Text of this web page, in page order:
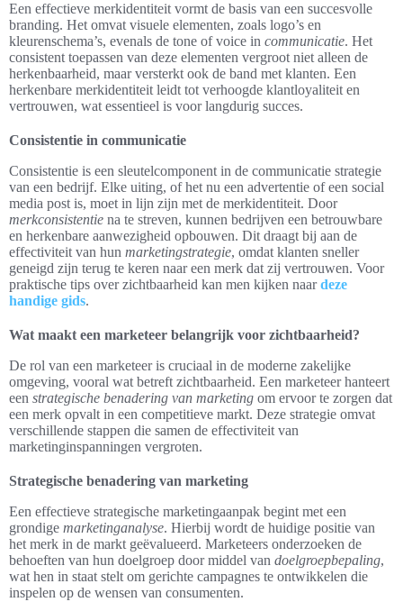
Een effectieve merkidentiteit vormt de basis van een succesvolle
branding. Het omvat visuele elementen, zoals logo’s en
kleurenschema’s, evenals de tone of voice in communicatie. Het
consistent toepassen van deze elementen vergroot niet alleen de
herkenbaarheid, maar versterkt ook de band met klanten. Een
herkenbare merkidentiteit leidt tot verhoogde klantloyaliteit en
vertrouwen, wat essentieel is voor langdurig succes.
Consistentie in communicatie
Consistentie is een sleutelcomponent in de communicatie strategie
van een bedrijf. Elke uiting, of het nu een advertentie of een social
media post is, moet in lijn zijn met de merkidentiteit. Door
merkconsistentie na te streven, kunnen bedrijven een betrouwbare
en herkenbare aanwezigheid opbouwen. Dit draagt bij aan de
effectiviteit van hun marketingstrategie, omdat klanten sneller
geneigd zijn terug te keren naar een merk dat zij vertrouwen. Voor
praktische tips over zichtbaarheid kan men kijken naardeze
handige gids.
Wat maakt een marketeer belangrijk voor zichtbaarheid?
De rol van een marketeer is cruciaal in de moderne zakelijke
omgeving, vooral wat betreft zichtbaarheid. Een marketeer hanteert
een strategische benadering van marketing om ervoor te zorgen dat
een merk opvalt in een competitieve markt. Deze strategie omvat
verschillende stappen die samen de effectiviteit van
marketinginspanningen vergroten.
Strategische benadering van marketing
Een effectieve strategische marketingaanpak begint met een
grondige marketinganalyse. Hierbij wordt de huidige positie van
het merk in de markt geëvalueerd. Marketeers onderzoeken de
behoeften van hun doelgroep door middel van doelgroepbepaling,
wat hen in staat stelt om gerichte campagnes te ontwikkelen die
inspelen op de wensen van consumenten.